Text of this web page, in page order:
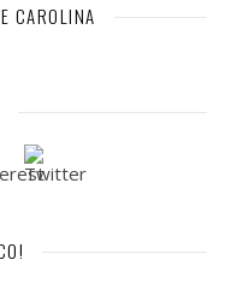
CAROLINA